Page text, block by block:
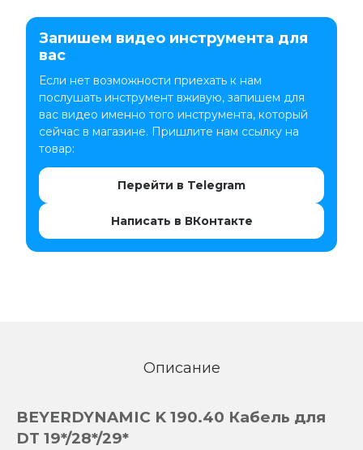
Запишем видео инструмента для
вас
Если нет возможности приехать к нам
послушать инструмент вживую, запишем для
вас видео именно того инструмента, который
сейчас в магазине. Пришлите нам ссылку на
товар:
Перейти в Telegram
Написать в ВКонтакте
Описание
BEYERDYNAMIC K 190.40 Кабель для
DT 19*/28*/29*